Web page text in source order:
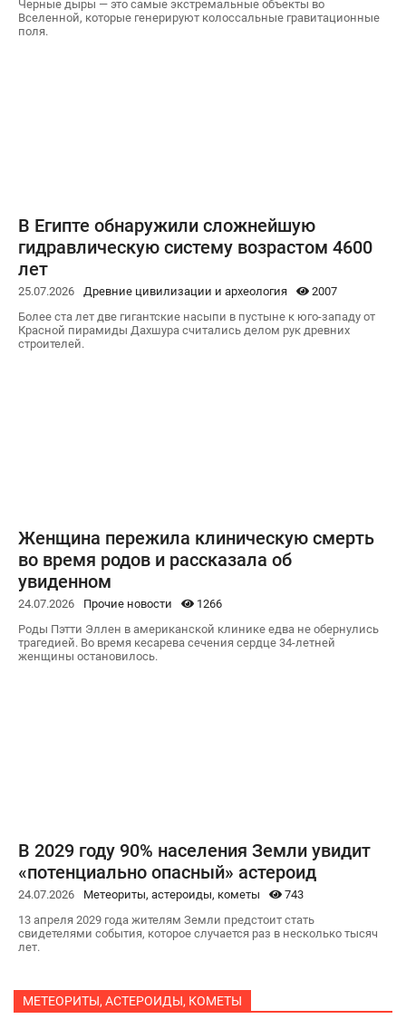
Черные дыры — это самые экстремальные объекты во
Вселенной, которые генерируют колоссальные гравитационные
поля.
В Египте обнаружили сложнейшую
гидравлическую систему возрастом 4600
лет
25.07.2026 Древние цивилизации и археология
2007
Более ста лет две гигантские насыпи в пустыне к юго-западу от
Красной пирамиды Дахшура считались делом рук древних
строителей.
Женщина пережила клиническую смерть
во время родов и рассказала об
увиденном
24.07.2026 Прочие новости
1266
Роды Пэтти Эллен в американской клинике едва не обернулись
трагедией. Во время кесарева сечения сердце 34-летней
женщины остановилось.
В 2029 году 90% населения Земли увидит
«потенциально опасный» астероид
24.07.2026 Метеориты, астероиды, кометы
743
13 апреля 2029 года жителям Земли предстоит стать
свидетелями события, которое случается раз в несколько тысяч
лет.
МЕТЕОРИТЫ, АСТЕРОИДЫ, КОМЕТЫ